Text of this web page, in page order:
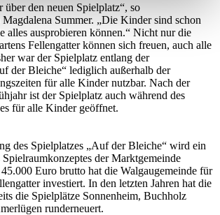
über den neuen Spielplatz“, so
Summer. „Die Kinder sind schon
alles ausprobieren können.“ Nicht nur die
Fellengatter können sich freuen, auch alle
war der Spielplatz entlang der
der Bleiche“ lediglich außerhalb der
für alle Kinder nutzbar. Nach der
ist der Spielplatz auch während des
für alle Kinder geöffnet.
des Spielplatzes „Auf der Bleiche“ wird ein
der Marktgemeinde
45.000 Euro brutto hat die Walgaugemeinde für
investiert. In den letzten Jahren hat die
die Spielplätze Sonnenheim, Buchholz
runderneuert.